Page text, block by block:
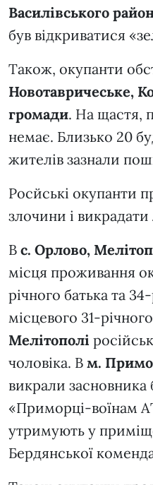
Василівського
був відкриватися
Також, окупанти
Новотавричеське,
громади. На щастя,
немає. Близько 20
жителів зазнали
Росйські окупанти
злочини і
В с. Орлово,
місця проживання
річного батька та
місцевого 31-
Мелітополі
чоловіка. В м.
викрали
«Приморці-воїнам
утримують у
Бердянської